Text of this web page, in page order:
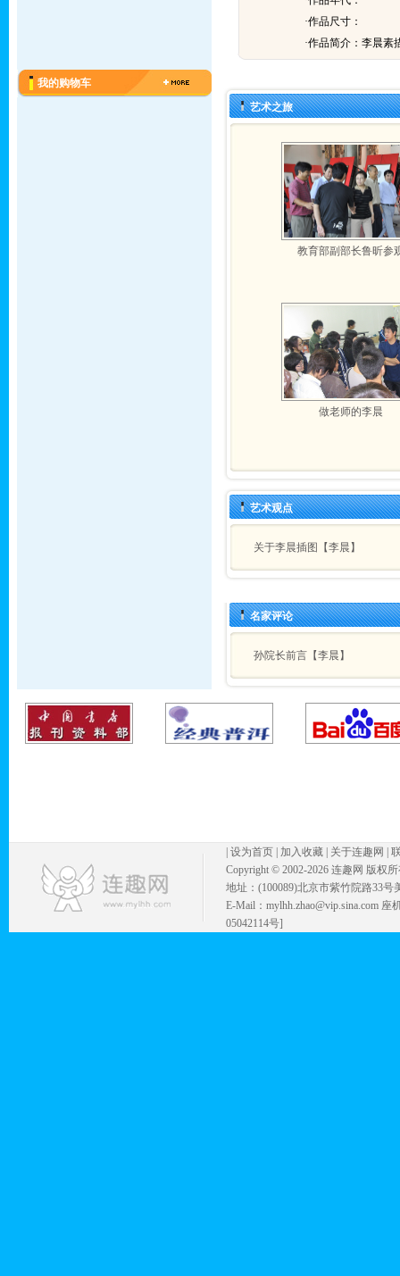
我的购物车
·作品尺寸：
·作品简介： 李晨素
艺术之旅
教育部副部长鲁昕参
做老师的李晨
艺术观点
关于李晨插图【李晨】
名家评论
孙院长前言【李晨】
设为首页 加入收藏 关于连趣网
Copyright © 2002-2026 连趣网 版权
地址：(100089)北京市紫竹院路33号
E-Mail：mylhh.zhao@vip.sina.com
05042114号]